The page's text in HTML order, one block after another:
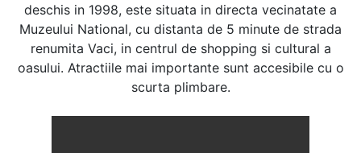
deschis in 1998, este situata in directa vecinatate a
Muzeului National, cu distanta de 5 minute de strada
renumita Vaci, in centrul de shopping si cultural a
oasului. Atractiile mai importante sunt accesibile cu o
scurta plimbare.